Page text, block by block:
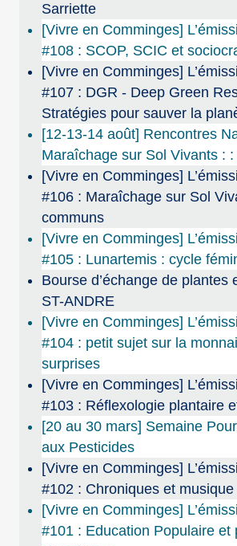
Sarriette
[Vivre en Comminges]
#108 : SCOP, SCIC et
[Vivre en Comminges]
#107 : DGR - Deep Green
Stratégies pour sauver la
[12-13-14 août] Rencontres
Maraîchage sur Sol Vivants :
[Vivre en Comminges]
#106 : Maraîchage sur Sol
communs
[Vivre en Comminges]
#105 : Lunartemis : cycle
Bourse d’échange de plantes
ST-ANDRE
[Vivre en Comminges]
#104 : petit sujet sur la
surprises
[Vivre en Comminges]
#103 : Réflexologie plantaire
[20 au 30 mars] Semaine
aux Pesticides
[Vivre en Comminges]
#102 : Chroniques et musique
[Vivre en Comminges]
#101 : Education Populaire et